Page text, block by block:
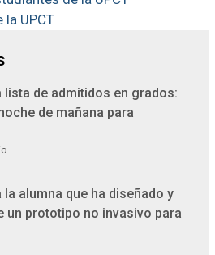
la UPCT
lista de admitidos en grados:
de mañana para
alumna que ha diseñado y
un prototipo no invasivo para